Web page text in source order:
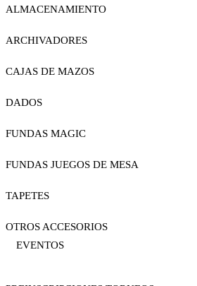
ALMACENAMIENTO
ARCHIVADORES
CAJAS DE MAZOS
DADOS
FUNDAS MAGIC
FUNDAS JUEGOS DE MESA
TAPETES
OTROS ACCESORIOS
EVENTOS